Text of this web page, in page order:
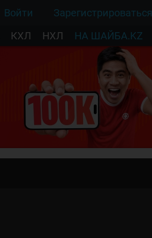
Войти
Зарегистрироваться
КХЛ НХЛ НА ШАЙБА.KZ